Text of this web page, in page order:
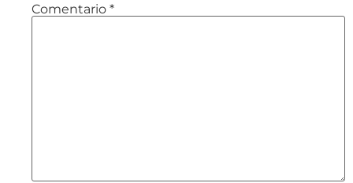
Comentario *